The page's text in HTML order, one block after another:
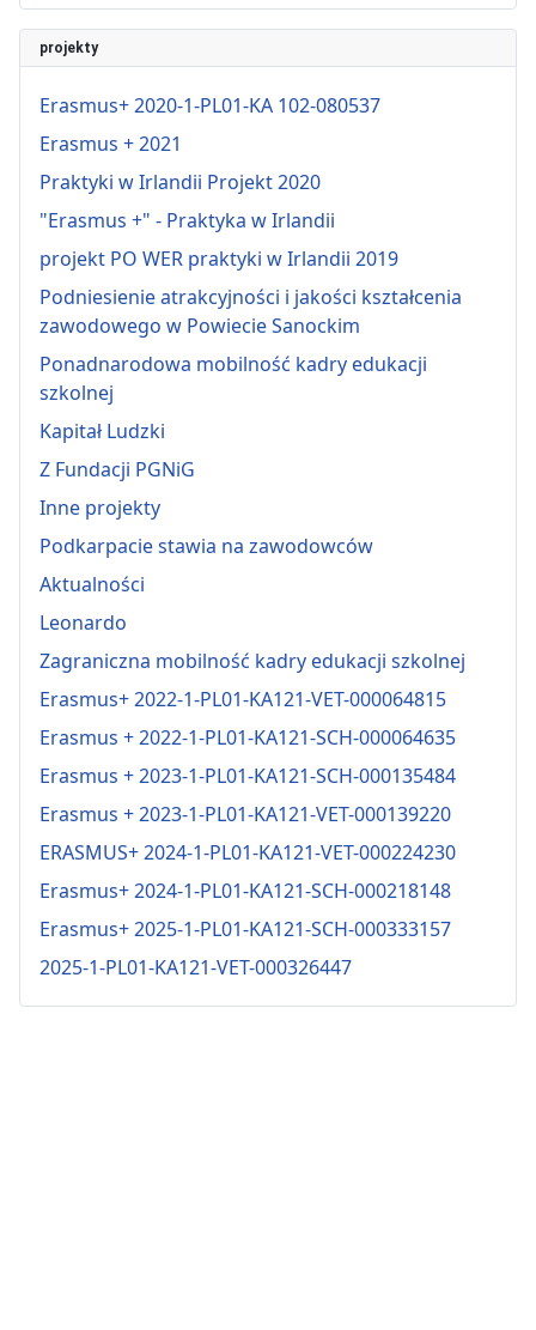
projekty
Erasmus+ 2020-1-PL01-KA 102-080537
Erasmus + 2021
Praktyki w Irlandii Projekt 2020
"Erasmus +" - Praktyka w Irlandii
projekt PO WER praktyki w Irlandii 2019
Podniesienie atrakcyjności i jakości kształcenia
zawodowego w Powiecie Sanockim
Ponadnarodowa mobilność kadry edukacji
szkolnej
Kapitał Ludzki
Z Fundacji PGNiG
Inne projekty
Podkarpacie stawia na zawodowców
Aktualności
Leonardo
Zagraniczna mobilność kadry edukacji szkolnej
Erasmus+ 2022-1-PL01-KA121-VET-000064815
Erasmus + 2022-1-PL01-KA121-SCH-000064635
Erasmus + 2023-1-PL01-KA121-SCH-000135484
Erasmus + 2023-1-PL01-KA121-VET-000139220
ERASMUS+ 2024-1-PL01-KA121-VET-000224230
Erasmus+ 2024-1-PL01-KA121-SCH-000218148
Erasmus+ 2025-1-PL01-KA121-SCH-000333157
2025-1-PL01-KA121-VET-000326447